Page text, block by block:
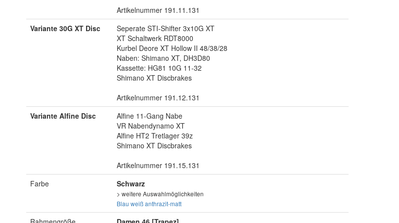
Artikelnummer 191.11.131
Variante 30G XT Disc
Seperate STI-Shifter 3x10G XT
XT Schaltwerk RDT8000
Kurbel Deore XT Hollow II 48/38/28
Naben: Shimano XT, DH3D80
Kassette: HG81 10G 11-32
Shimano XT Discbrakes
Artikelnummer 191.12.131
Variante Alfine Disc
Alfine 11-Gang Nabe
VR Nabendynamo XT
Alfine HT2 Tretlager 39z
Shimano XT Discbrakes
Artikelnummer 191.15.131
Farbe
Schwarz
> weitere Auswahlmöglichkeiten
Blau weiß anthrazit-matt